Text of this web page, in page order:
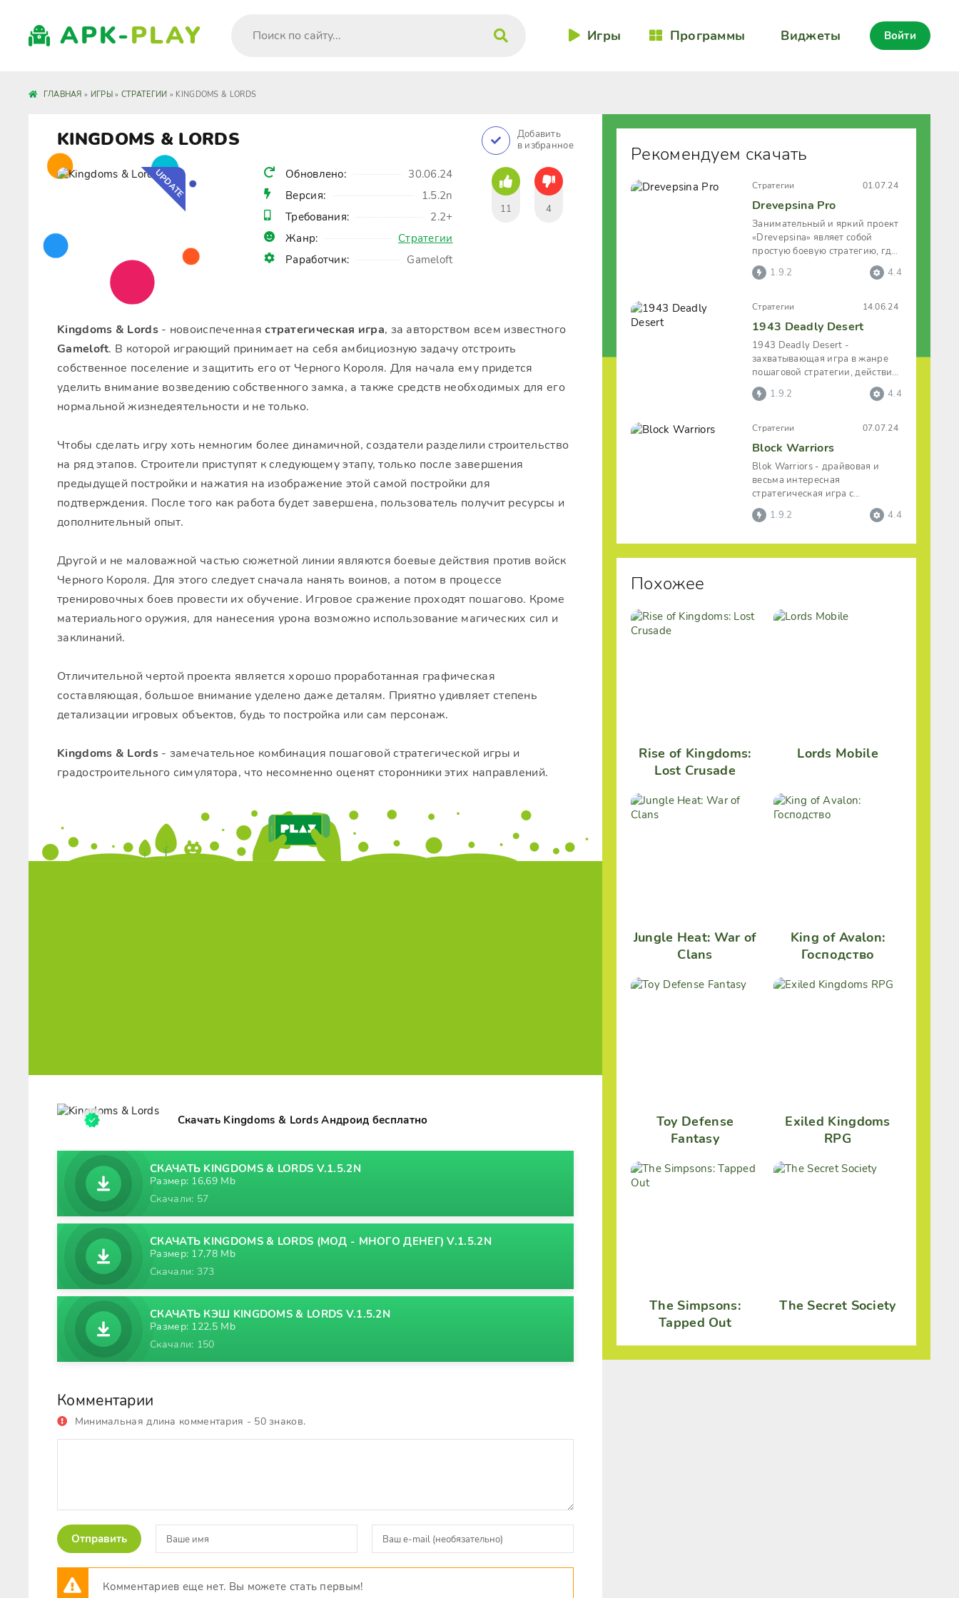
APK-PLAY Игры Программы Виджеты Войти
ГЛАВНАЯ » ИГРЫ» СТРАТЕГИИ » KINGDOMS & LORDS
KINGDOMS & LORDS
Обновлено:
30.06.24
Версия:
1.5.2n
Требования:
2.2+
Жанр:
Стратегии
Раработчик:
Gameloft
UPDATE
Добавить
в избранное
11 4
Kingdoms & Lords- новоиспеченнаястратегическая игра, за авторством всем известного
Gameloft. В которой играющий принимает на себя амбициозную задачу отстроить
собственное поселение и защитить его от Черного Короля. Для начала ему придется
уделить внимание возведению собственного замка, а также средств необходимых для его
нормальной жизнедеятельности и не только.
Чтобы сделать игру хоть немногим более динамичной, создатели разделили строительство
на ряд этапов. Строители приступят к следующему этапу, только после завершения
предыдущей постройки и нажатия на изображение этой самой постройки для
подтверждения. После того как работа будет завершена, пользователь получит ресурсы и
дополнительный опыт.
Другой и не маловажной частью сюжетной линии являются боевые действия против войск
Черного Короля. Для этого следует сначала нанять воинов, а потом в процессе
тренировочных боев провести их обучение. Игровое сражение проходят пошагово. Кроме
материального оружия, для нанесения урона возможно использование магических сил и
заклинаний.
Отличительной чертой проекта является хорошо проработанная графическая
составляющая, большое внимание уделено даже деталям. Приятно удивляет степень
детализации игровых объектов, будь то постройка или сам персонаж.
Kingdoms & Lords- замечательное комбинация пошаговой стратегической игры и
градостроительного симулятора, что несомненно оценят сторонники этих направлений.
Скачать Kingdoms & Lords Андроид бесплатно
СКАЧАТЬ KINGDOMS & LORDS V.1.5.2N
Размер: 16,69 Mb
Скачали: 57
СКАЧАТЬ KINGDOMS & LORDS (МОД - МНОГО ДЕНЕГ) V.1.5.2N
Размер: 17,78 Mb
Скачали: 373
СКАЧАТЬ КЭШ KINGDOMS & LORDS V.1.5.2N
Размер: 122,5 Mb
Скачали: 150
Комментарии
Минимальная длина комментария - 50 знаков.
Отправить
Комментариев еще нет. Вы можете стать первым!
Рекомендуем скачать
Стратегии 01.07.24
Drevepsina Pro
Занимательный и яркий проект
«Drevepsina» являет собой
простую боевую стратегию, где
все разворачивающееся
1.9.2 4.4
Стратегии 14.06.24
1943 Deadly Desert
1943 Deadly Desert -
захватывающая игра в жанре
пошаговой стратегии, действия
в которой происходят на фоне
событий
1.9.2 4.4
Стратегии 07.07.24
Block Warriors
Blok Warriors - драйвовая и
весьма интересная
стратегическая игра с
кубической стилизацией и
множеством схваток.
1.9.2 4.4
Похожее
Rise of Kingdoms:
Lost Crusade
Lords Mobile
Jungle Heat: War of
Clans
King of Avalon:
Господство
Toy Defense
Fantasy
Exiled Kingdoms
RPG
The Simpsons:
Tapped Out
The Secret Society